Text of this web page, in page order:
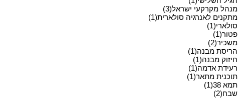
מנהל מקרקעי ישראל(3)
מתקנים לאנרגיה סולארית(1)
סולארי(1)
פטור(1)
משכיר(2)
הריסת מבנה(1)
חיזוק מבנה(1)
רעידת אדמה(1)
תוכנית מתאר(1)
תמא 38(1)
שבח(2)